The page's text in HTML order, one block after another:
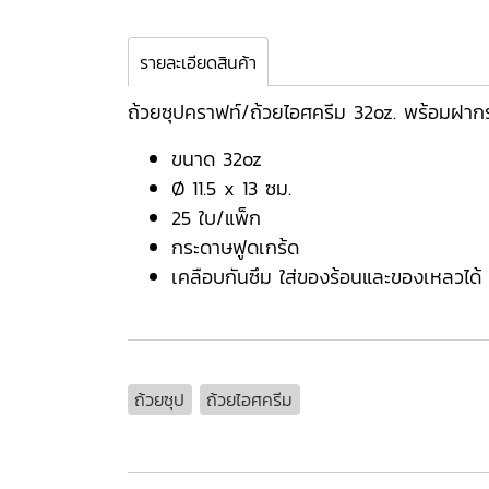
รายละเอียดสินค้า
ถ้วยซุปคราฟท์/ถ้วยไอศครีม 32oz. พร้อมฝาก
ขนาด 32oz
Ø 11.5 x 13 ซม.
25 ใบ/แพ็ก
กระดาษฟูดเกร้ด
เคลือบกันซึม ใส่ของร้อนและของเหลวได้
ถ้วยซุป ถ้วยไอศครีม